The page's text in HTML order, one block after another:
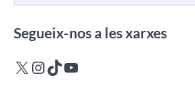
Segueix-nos a les xarxes
X Instagram
TikTokYouTube